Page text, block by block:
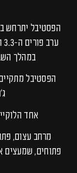
במהלך
הפסטיבל
אחד
מרחב עצום,
פתוחים, שמעצים